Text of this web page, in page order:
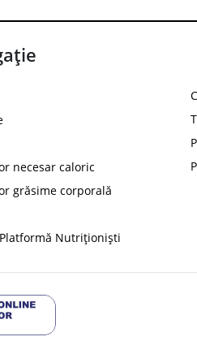
necesar caloric
grăsime corporală
Nutriționiști